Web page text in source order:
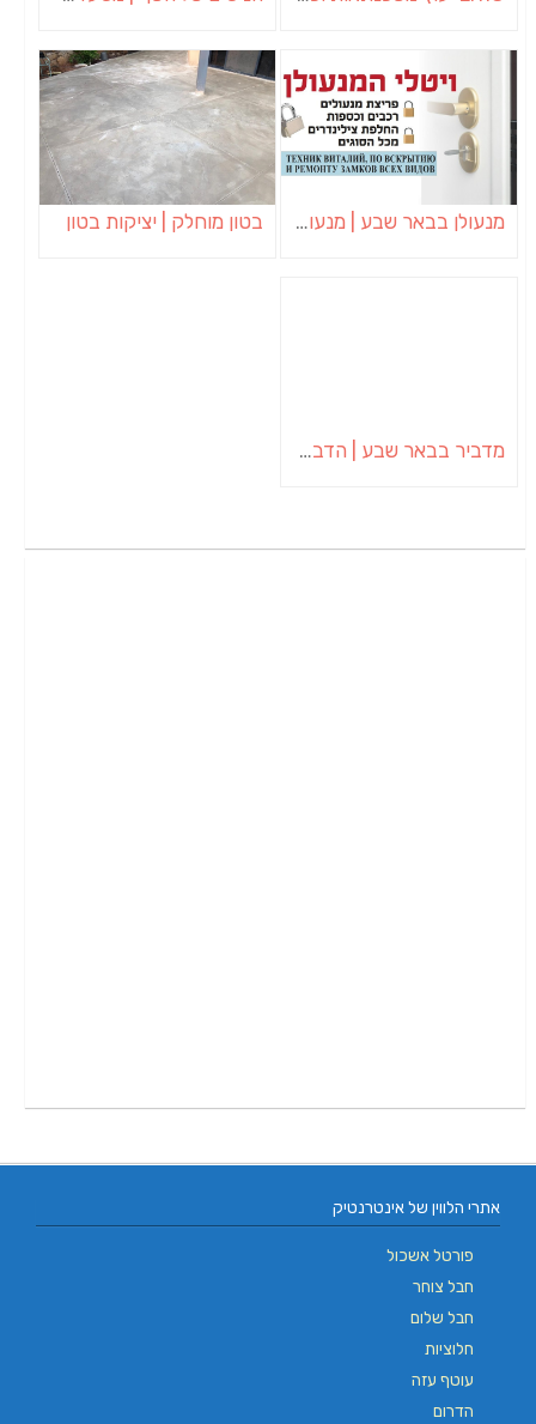
מנעולן בבאר שבע | מנעולן באופקים | ויטלי המנעולן בטון מוחלק | יציקות בטון
מדביר בבאר שבע | הדברה בבאר שבע | יוגב הדברות
אתרי הלווין של אינטרנטיק
פורטל אשכול
חבל צוחר
חבל שלום
חלוציות
עוטף עזה
הדרום